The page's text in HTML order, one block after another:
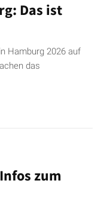
Das ist
Hamburg 2026 auf
das
zum